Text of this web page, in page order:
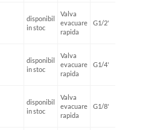
disponibil
in stoc
Valva
evacuare
rapida
G1/2'
disponibil
in stoc
Valva
evacuare
rapida
G1/4'
disponibil
in stoc
Valva
evacuare
rapida
G1/8'